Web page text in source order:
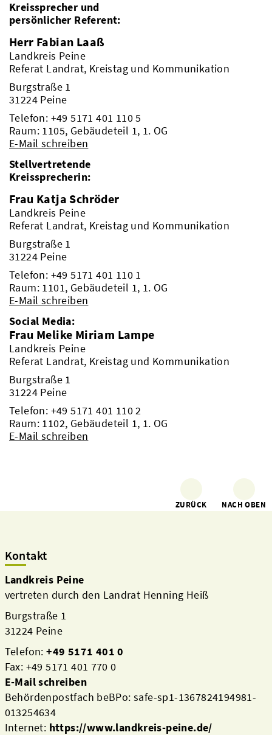
Kreissprecher und
persönlicher Referent:
Herr Fabian Laaß
Landkreis Peine
Referat Landrat, Kreistag und Kommunikation
Burgstraße 1
31224 Peine
Telefon: +49 5171 401 110 5
Raum: 1105, Gebäudeteil 1, 1. OG
E-Mail schreiben
Stellvertretende
Kreissprecherin:
Frau Katja Schröder
Landkreis Peine
Referat Landrat, Kreistag und Kommunikation
Burgstraße 1
31224 Peine
Telefon: +49 5171 401 110 1
Raum: 1101, Gebäudeteil 1, 1. OG
E-Mail schreiben
Social Media:
Frau Melike Miriam Lampe
Landkreis Peine
Referat Landrat, Kreistag und Kommunikation
Burgstraße 1
31224 Peine
Telefon: +49 5171 401 110 2
Raum: 1102, Gebäudeteil 1, 1. OG
E-Mail schreiben
ZURÜCK NACH OBEN
Kontakt
Landkreis Peine
vertreten durch den Landrat Henning Heiß
Burgstraße 1
31224 Peine
Telefon:+49 5171 401 0
Fax: +49 5171 401 770 0
E-Mail schreiben
Behördenpostfach beBPo: safe-sp1-1367824194981-
013254634
Internet: https://www.landkreis-peine.de/